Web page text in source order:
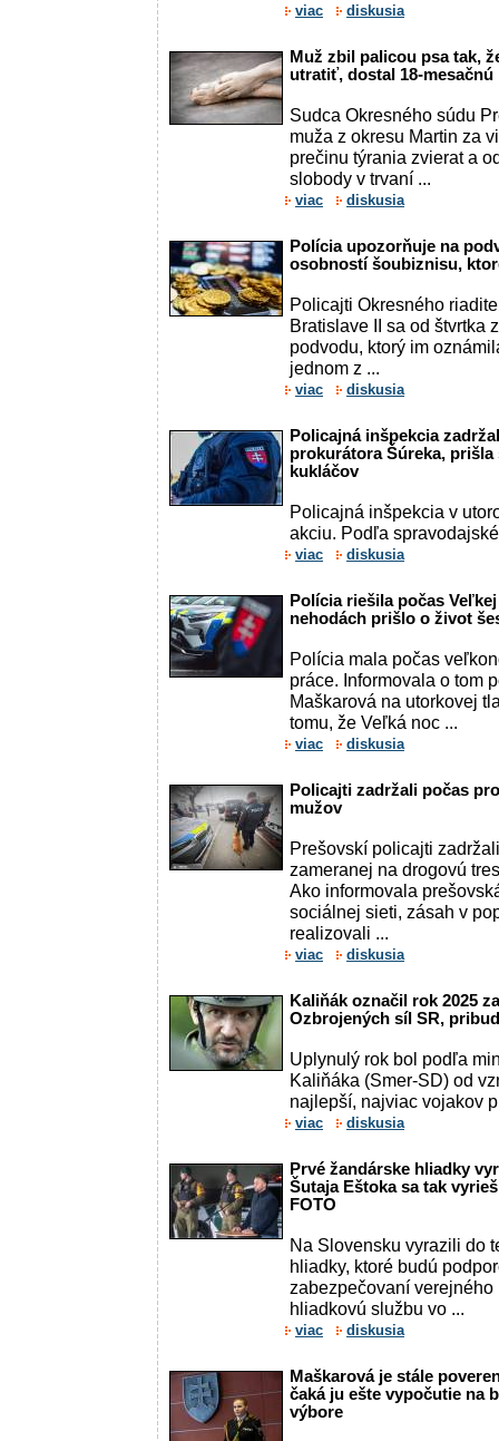
viac diskusia
Muž zbil palicou psa tak,
utratiť, dostal 18-mesačnú
Sudca Okresného súdu
muža z okresu Martin za
prečinu týrania zvierat a
slobody v trvaní ...
viac diskusia
Polícia upozorňuje na
osobností šoubiznisu,
Policajti Okresného
Bratislave II sa od štvrtka
podvodu, ktorý im
jednom z ...
viac diskusia
Policajná inšpekcia
prokurátora Šúreka, prišla
kukláčov
Policajná inšpekcia v
akciu. Podľa
viac diskusia
Polícia riešila počas
nehodách prišlo o život
Polícia mala počas
práce. Informovala o tom
Maškarová na utorkovej
tomu, že Veľká noc ...
viac diskusia
Policajti zadržali počas
mužov
Prešovskí policajti
zameranej na drogovú
Ako informovala
sociálnej sieti, zásah v
realizovali ...
viac diskusia
Kaliňák označil rok 2025
Ozbrojených síl SR,
Uplynulý rok bol podľa
Kaliňáka (Smer-SD) od
najlepší, najviac vojakov
viac diskusia
Prvé žandárske hliadky
Šutaja Eštoka sa tak
FOTO
Na Slovensku vyrazili do
hliadky, ktoré budú
zabezpečovaní
hliadkovú službu vo ...
viac diskusia
Maškarová je stále
čaká ju ešte vypočutie na
výbore